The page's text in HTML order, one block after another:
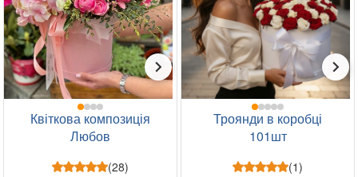
Квіткова композиція
Любов
(28)
Троянди в коробці
101шт
(1)